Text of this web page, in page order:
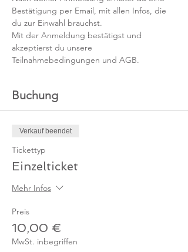
Bestätigung per Email, mit allen Infos, die
du zur Einwahl brauchst.
Mit der Anmeldung bestätigst und
akzeptierst du unsere
Teilnahmebedingungen und AGB.
Buchung
Verkauf beendet
Tickettyp
Einzelticket
Mehr Infos
Preis
10,00 €
MwSt. inbegriffen